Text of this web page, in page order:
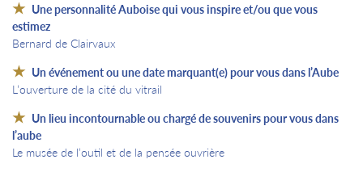
Une personnalité Auboise qui vous inspire et/ou que vous
estimez
Bernard de Clairvaux
Un événement ou une date marquant(e) pour vous dans l’Aube
L’ouverture de la cité du vitrail
Un lieu incontournable ou chargé de souvenirs pour vous dans
l’aube
Le musée de l’outil et de la pensée ouvrière